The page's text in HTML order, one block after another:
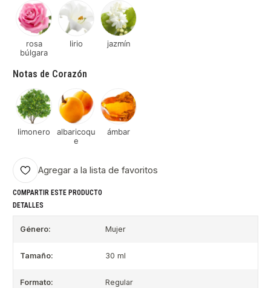
rosa
búlgara
lirio jazmín
Notas de Corazón
limonero
albaricoqu
e
ámbar
Agregar a la lista de favoritos
COMPARTIR ESTE PRODUCTO
DETALLES
Género: Mujer
Tamaño: 30 ml
Formato: Regular